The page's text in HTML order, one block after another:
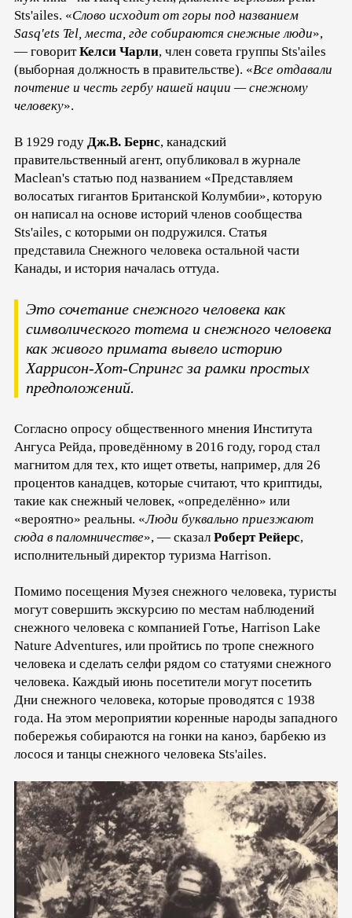
Sts'ailes. «Слово исходит от горы под названием
Sasq'ets Tel, места, где собираются снежные люди»,
— говоритКелси Чарли, член совета группы Sts'ailes
(выборная должность в правительстве). «Все отдавали
почтение и честь гербу нашей нации — снежному
человеку».
В 1929 году Дж.В. Бернс, канадский
правительственный агент, опубликовал в журнале
Maclean's статью под названием «Представляем
волосатых гигантов Британской Колумбии», которую
он написал на основе историй членов сообщества
Sts'ailes, с которыми он подружился. Статья
представила Снежного человека остальной части
Канады, и история началась оттуда.
Это сочетание снежного человека как
символического тотема и снежного человека
как живого примата вывело историю
Харрисон-Хот-Спрингс за рамки простых
предположений.
Согласно опросу общественного мнения Института
Ангуса Рейда, проведённому в 2016 году, город стал
магнитом для тех, кто ищет ответы, например, для 26
процентов канадцев, которые считают, что криптиды,
такие как снежный человек, «определённо» или
«вероятно» реальны. «Люди буквально приезжают
сюда в паломничестве», — сказал Роберт Рейерс,
исполнительный директор туризма Harrison.
Помимо посещения Музея снежного человека, туристы
могут совершить экскурсию по местам наблюдений
снежного человека с компанией Готье, Harrison Lake
Nature Adventures, или пройтись по тропе снежного
человека и сделать селфи рядом со статуями снежного
человека. Каждый июнь посетители могут посетить
Дни снежного человека, которые проводятся с 1938
года. На этом мероприятии коренные народы западного
побережья собираются на гонки на каноэ, барбекю из
лосося и танцы снежного человека Sts'ailes.